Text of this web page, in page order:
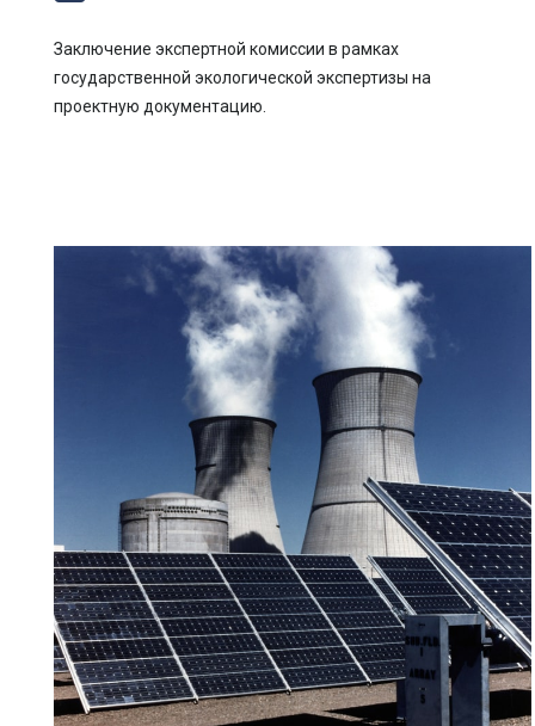
Заключение экспертной комиссии в рамках
государственной экологической экспертизы на
проектную документацию.